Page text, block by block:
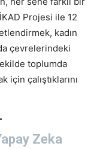
Projesi ile 12
kadın
çevrelerindeki
toplumda
için çalıştıklarını
Zeka